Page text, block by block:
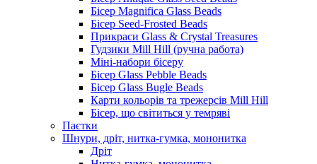
Бісер Magnifica Glass Beads
Бісер Seed-Frosted Beads
Прикраси Glass & Crystal Treasures
Гудзики Mill Hill (ручна работа)
Міні-набори бісеру
Бісер Glass Pebble Beads
Бісер Glass Bugle Beads
Карти кольорів та трежерсів Mill Hill
Бісер, що світиться у темряві
Паєтки
Шнури, дріт, нитка-гумка, мононитка
Дріт